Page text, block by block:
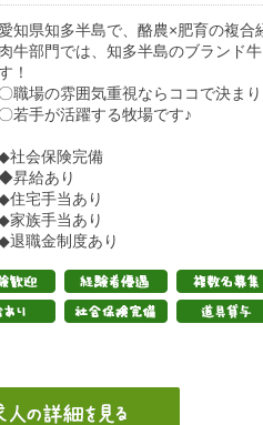
知県知多半島で、酪農×肥育の複合
肉牛部門では、知多半島のブランド
！
〇職場の雰囲気重視ならココで決まり
〇若手が活躍する牧場です♪
社会保険完備
昇給あり
住宅手当あり
家族手当あり
退職金制度あり